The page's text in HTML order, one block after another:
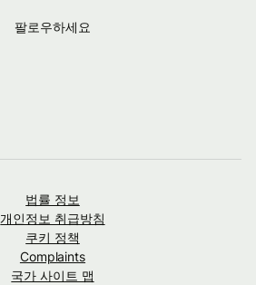
팔로우하세요
법률 정보
개인정보 취급방침
쿠키 정책
Complaints
국가 사이트 맵